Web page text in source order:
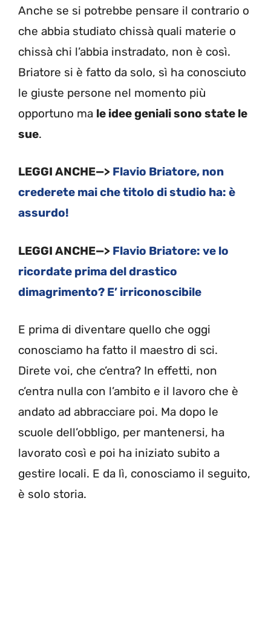
Anche se si potrebbe pensare il contrario o
che abbia studiato chissà quali materie o
chissà chi l’abbia instradato, non è così.
Briatore si è fatto da solo, sì ha conosciuto
le giuste persone nel momento più
opportuno ma le idee geniali sono state le
sue.
LEGGI ANCHE—> Flavio Briatore, non
crederete mai che titolo di studio ha: è
assurdo!
LEGGI ANCHE—> Flavio Briatore: ve lo
ricordate prima del drastico
dimagrimento? E’ irriconoscibile
E prima di diventare quello che oggi
conosciamo ha fatto il maestro di sci.
Direte voi, che c’entra? In effetti, non
c’entra nulla con l’ambito e il lavoro che è
andato ad abbracciare poi. Ma dopo le
scuole dell’obbligo, per mantenersi, ha
lavorato così e poi ha iniziato subito a
gestire locali. E da lì, conosciamo il seguito,
è solo storia.